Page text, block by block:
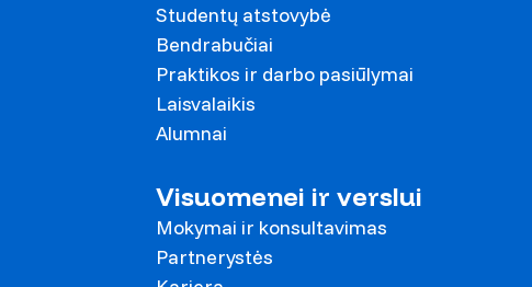
Studentų atstovybė
Bendrabučiai
Praktikos ir darbo pasiūlymai
Laisvalaikis
Alumnai
Visuomenei ir verslui
Mokymai ir konsultavimas
Partnerystės